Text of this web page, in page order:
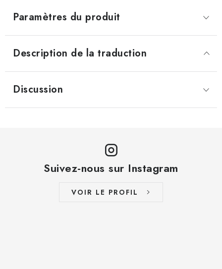
Description de la traduction
Paramètres du produit
Discussion
Suivez-nous sur Instagram
VOIR LE PROFIL